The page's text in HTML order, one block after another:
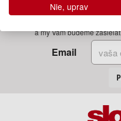
a my Vám budeme
Email
Nie, uprav